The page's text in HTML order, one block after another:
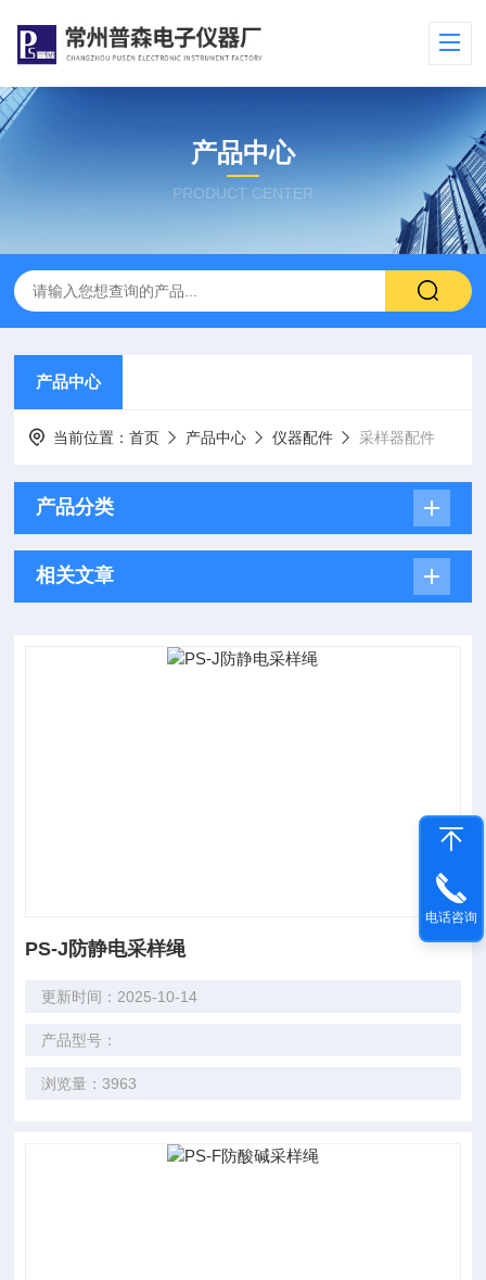
产品中心
PRODUCT CENTER
产品中心
当前位置：首页 产品中心 仪器配件 采样器配件
产品分类
相关文章
PS-J防静电采样绳
更新时间：2025-10-14
产品型号：
浏览量：3963
电话咨询